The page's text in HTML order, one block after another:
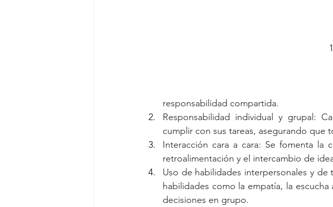
responsabilidad compartida.
Responsabilidad individual y grupal:
cumplir con sus tareas, asegurando que
Interacción cara a cara: Se fomenta la
retroalimentación y el intercambio de
Uso de habilidades interpersonales y
habilidades como la empatía, la
decisiones en grupo.